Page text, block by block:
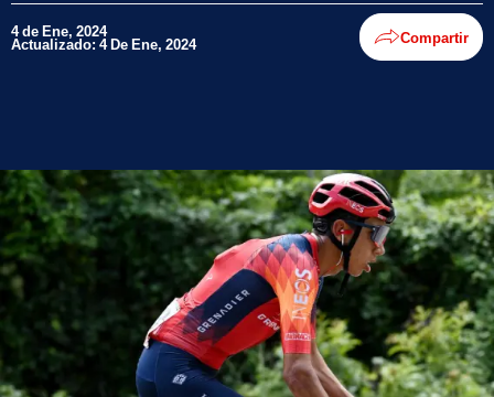
4 de Ene, 2024
Actualizado: 4 De Ene, 2024 Compartir